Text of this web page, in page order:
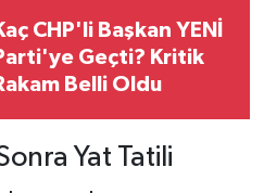
CHP'li Başkan YENİ
Geçti? Kritik
Belli Oldu
Yat Tatili